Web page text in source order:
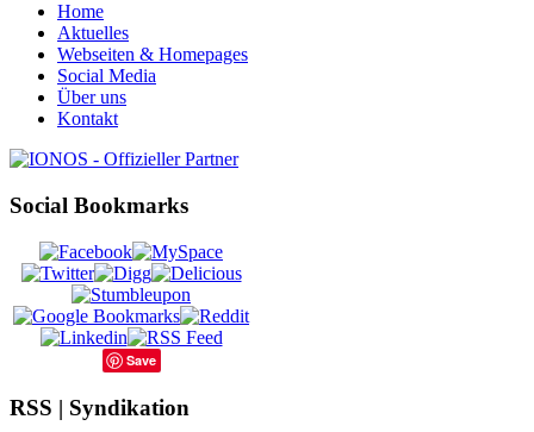
Home
Aktuelles
Webseiten & Homepages
Social Media
Über uns
Kontakt
Social Bookmarks
Save
RSS | Syndikation